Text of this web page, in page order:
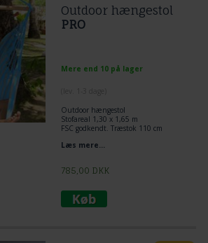
Outdoor hængestol
PRO
Mere end 10 på lager
Outdoor hængestol
Stofareal 1,30 x 1,65 m
FSC godkendt. Træstok 110 cm
Læs mere...
785,00 DKK